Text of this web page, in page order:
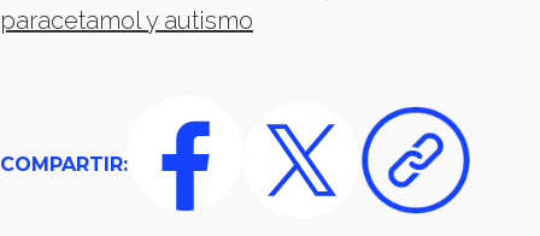
paracetamol y autismo
COMPARTIR: